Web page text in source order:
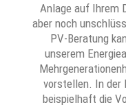
Anlage auf Ihrem
aber noch
PV-Beratung
unserem
vorstellen. In der
beispielhaft die